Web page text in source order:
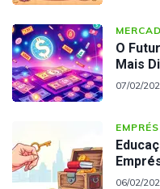
O
Mais
07/02/
06/02/